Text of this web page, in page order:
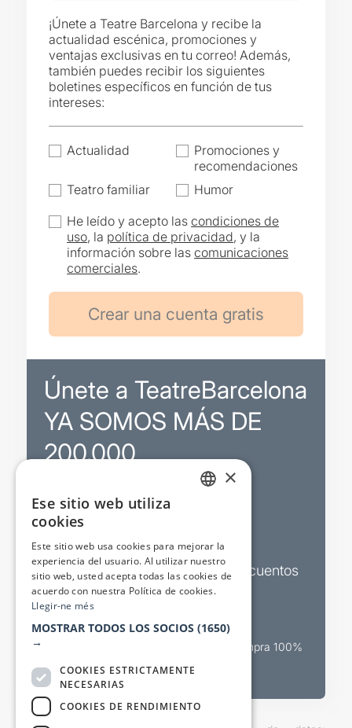
¡Únete a Teatre Barcelona y recibe la
actualidad escénica, promociones y
ventajas exclusivas en tu correo! Además,
también puedes recibir los siguientes
boletines específicos en función de tus
intereses:
Actualidad
Promociones y
recomendaciones
Teatro familiar
Humor
He leído y acepto lascondiciones de
uso, la política de privacidad, y la
información sobre lascomunicaciones
comerciales.
Únete a TeatreBarcelona
YA SOMOS MÁS DE
200.000
Promociones
Boletines de actualidad y descuentos
Valora espectáculos
Canal oficial de venta teatral Compra 100%
×
Ese sitio web utiliza
cookies
Este sitio web usa cookies para mejorar la
experiencia del usuario. Al utilizar nuestro
sitio web, usted acepta todas las cookies de
acuerdo con nuestra Política de cookies.
Llegir-ne més
MOSTRAR TODOS LOS SOCIOS (1650)
→
COOKIES ESTRICTAMENTE
NECESARIAS
COOKIES DE RENDIMIENTO